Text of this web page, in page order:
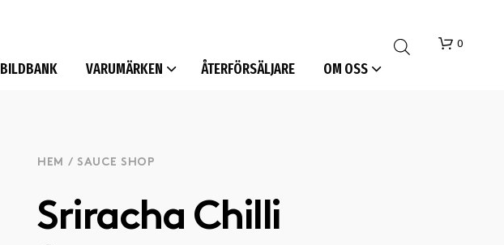
BILDBANK VARUMÄRKEN ÅTERFÖRSÄLJARE OM OSS
0
HEM / SAUCE SHOP
Sriracha Chilli